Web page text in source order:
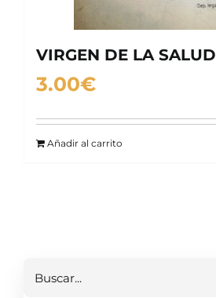
VIRGEN DE LA SALUD
3.00€
Añadir al carrito